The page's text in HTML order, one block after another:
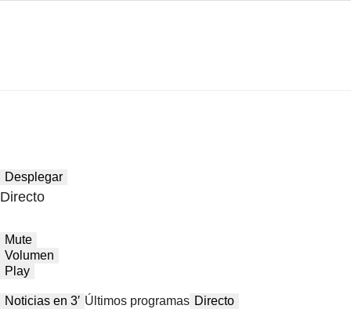
Desplegar
Directo
Mute
Volumen
Play
Noticias en 3′ Últimos programas Directo